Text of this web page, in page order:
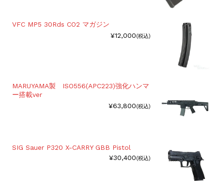
VFC MP5 30Rds CO2 マガジン
¥12,000(税込)
MARUYAMA製 ISO556(APC223)強化ハンマ
ー搭載ver
¥63,800(税込)
SIG Sauer P320 X-CARRY GBB Pistol
¥30,400(税込)